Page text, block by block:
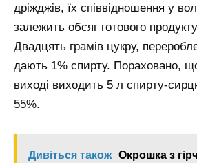
дріжджів, їх співвідношення у
залежить обсяг готового
Двадцять грамів цукру,
дають 1% спирту. Пораховано,
виході виходить 5 л спирту-
55%.
Дивіться також Окрошка з